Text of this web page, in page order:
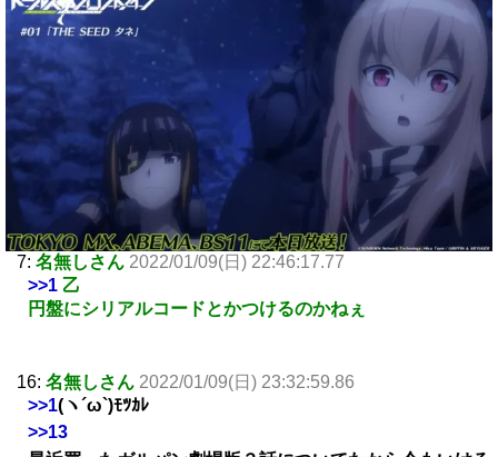
7: 名無しさん 2022/01/09(日) 22:46:17.77
>>1 乙
円盤にシリアルコードとかつけるのかねぇ
16: 名無しさん 2022/01/09(日) 23:32:59.86
>>1(ヽ´ω`)ﾓﾂｶﾚ
>>13